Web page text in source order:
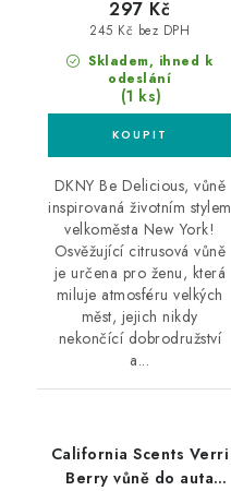
Skladem, ihned k
odeslání
(1 ks)
245 Kč bez DPH
297 Kč
DKNY Be Delicious, vůně
inspirovaná životním stylem
velkoměsta New York!
Osvěžující citrusová vůně
je určena pro ženu, která
miluje atmosféru velkých
měst, jejich nikdy
nekončící dobrodružství
a...
California Scents Verri
Berry vůně do auta